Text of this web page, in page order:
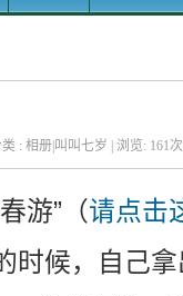
: 相册|叫叫七岁 | 浏览: 161
游” （请点击
时候，自己